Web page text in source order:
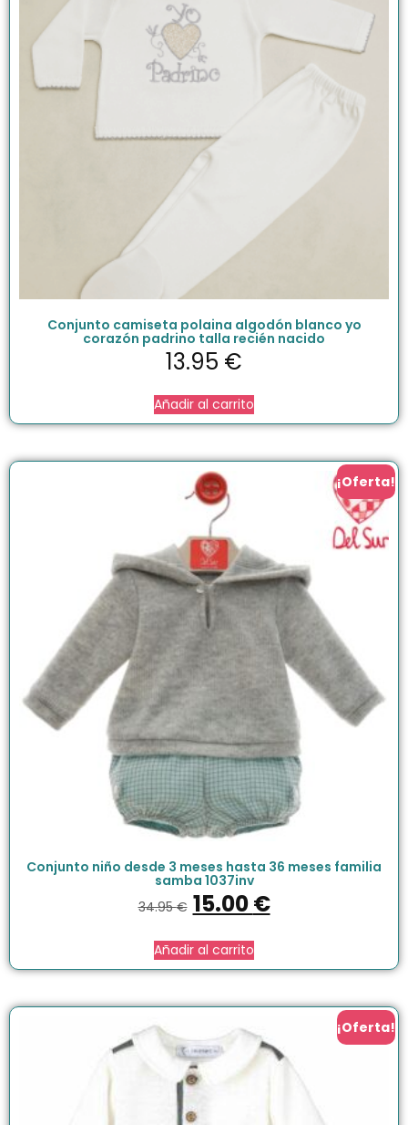
Conjunto camiseta polaina algodón blanco yo
corazón padrino talla recién nacido
13.95 €
Añadir al carrito
¡Oferta!
Conjunto niño desde 3 meses hasta 36 meses familia
samba 1037inv
34.95€ 15.00€
Añadir al carrito
¡Oferta!